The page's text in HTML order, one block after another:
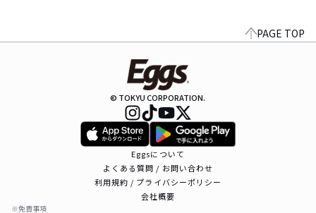
PAGE TOP
© TOKYU CORPORATION.
Eggsについて
よくある質問 / お問い合わせ
利用規約 / プライバシーポリシー
会社概要
※免責事項